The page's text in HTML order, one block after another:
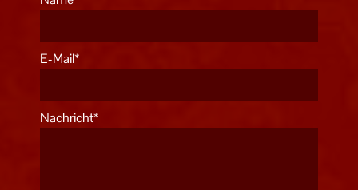
E-Mail*
Nachricht*